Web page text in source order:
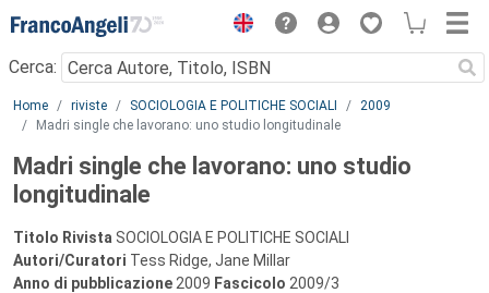
Menu
Cerca:
Main content
Home riviste SOCIOLOGIA E POLITICHE SOCIALI
2009
Madri single che lavorano: uno studio longitudinale
Madri single che lavorano: uno studio
longitudinale
Titolo Rivista SOCIOLOGIA E POLITICHE SOCIALI
Autori/Curatori Tess Ridge, Jane Millar
Anno di pubblicazione 2009 Fascicolo 2009/3